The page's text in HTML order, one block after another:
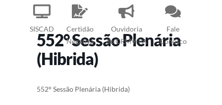
SISCAD
Certidão
Negativa
Ouvidoria
do CRMV-PA
Fale
Conosco
552° Sessão Plenária
(Hibrida)
552° Sessão Plenária (Hibrida)